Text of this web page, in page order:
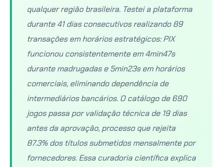
qualquer região brasileira. Testei a plataforma
durante 41 dias consecutivos realizando 89
transações em horários estratégicos: PIX
funcionou consistentemente em 4min47s
durante madrugadas e 5min23s em horários
comerciais, eliminando dependência de
intermediários bancários. O catálogo de 690
jogos passa por validação técnica de 19 dias
antes da aprovação, processo que rejeita
87.3% dos títulos submetidos mensalmente por
fornecedores. Essa curadoria científica explica